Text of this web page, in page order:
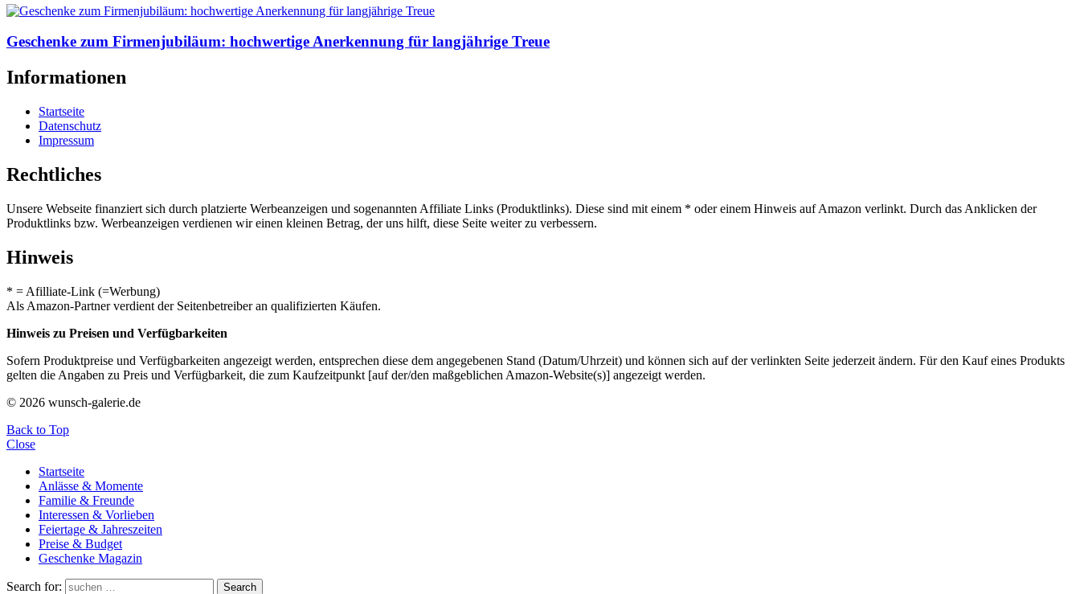
Geschenke zum Firmenjubiläum: hochwertige Anerkennung für langjährige Treue
Informationen
Startseite
Datenschutz
Impressum
Rechtliches
Unsere Webseite finanziert sich durch platzierte Werbeanzeigen und sogenannten Affiliate Links (Produktlinks). Diese sind mit einem * oder einem Hinweis auf Amazon verlinkt. Durch das Anklicken der
Produktlinks bzw. Werbeanzeigen verdienen wir einen kleinen Betrag, der uns hilft, diese Seite weiter zu verbessern.
Hinweis
* = Afilliate-Link (=Werbung)
Als Amazon-Partner verdient der Seitenbetreiber an qualifizierten Käufen.
Hinweis zu Preisen und Verfügbarkeiten
Sofern Produktpreise und Verfügbarkeiten angezeigt werden, entsprechen diese dem angegebenen Stand (Datum/Uhrzeit) und können sich auf der verlinkten Seite jederzeit ändern. Für den Kauf eines Produkts
gelten die Angaben zu Preis und Verfügbarkeit, die zum Kaufzeitpunkt [auf der/den maßgeblichen Amazon-Website(s)] angezeigt werden.
© 2026 wunsch-galerie.de
Back to Top
Close
Startseite
Anlässe & Momente
Familie & Freunde
Interessen & Vorlieben
Feiertage & Jahreszeiten
Preise & Budget
Geschenke Magazin
Search for: Search